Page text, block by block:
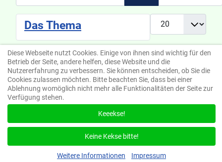
Anzeige #
Das Thema
Diese Webseite nutzt Cookies. Einige von ihnen sind wichtig für den
Betrieb der Seite, andere helfen, diese Website und die
Nutzererfahrung zu verbessern. Sie können entscheiden, ob Sie die
Cookies zulassen möchten. Bitte beachten Sie, dass bei einer
Ablehnung womöglich nicht mehr alle Funktionalitäten der Seite zur
Verfügung stehen.
Keeekse!
Keine Kekse bitte!
Weitere Informationen Impressum